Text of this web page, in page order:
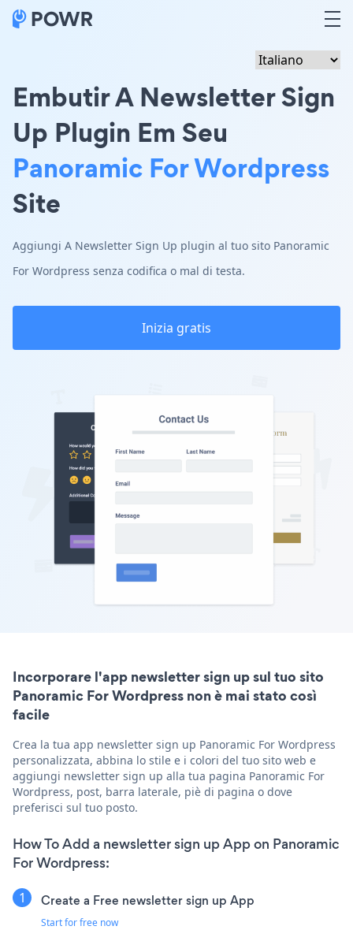
Embutir A Newsletter Sign
Up Plugin Em Seu
Panoramic For Wordpress
Site
Aggiungi A Newsletter Sign Up plugin al tuo sito Panoramic
For Wordpress senza codifica o mal di testa.
Inizia gratis
Incorporare l'app newsletter sign up sul tuo sito
Panoramic For Wordpress non è mai stato così
facile
Crea la tua app newsletter sign up Panoramic For Wordpress
personalizzata, abbina lo stile e i colori del tuo sito web e
aggiungi newsletter sign up alla tua pagina Panoramic For
Wordpress, post, barra laterale, piè di pagina o dove
preferisci sul tuo posto.
How To Add a newsletter sign up App on Panoramic
For Wordpress:
Create a Free newsletter sign up App
Start for free now